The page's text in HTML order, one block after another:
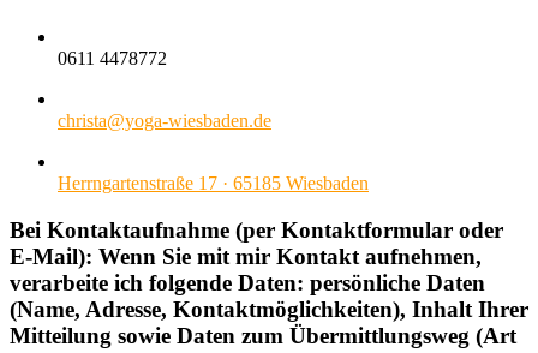
0611 4478772
christa@yoga-wiesbaden.de
Herrngartenstraße 17 · 65185 Wiesbaden
Bei Kontaktaufnahme (per Kontaktformular oder
E-Mail): Wenn Sie mit mir Kontakt aufnehmen,
verarbeite ich folgende Daten: persönliche Daten
(Name, Adresse, Kontaktmöglichkeiten), Inhalt Ihrer
Mitteilung sowie Daten zum Übermittlungsweg (Art